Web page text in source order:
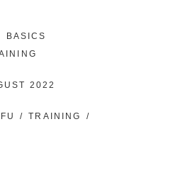
BASICS
2022
TRAINING